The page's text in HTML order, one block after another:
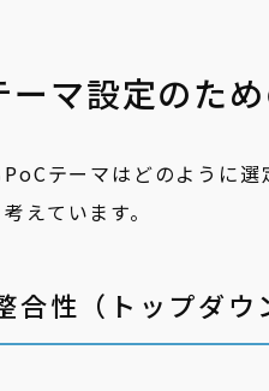
マ設定のため
テーマはどのように
えています。
性（トップダウ